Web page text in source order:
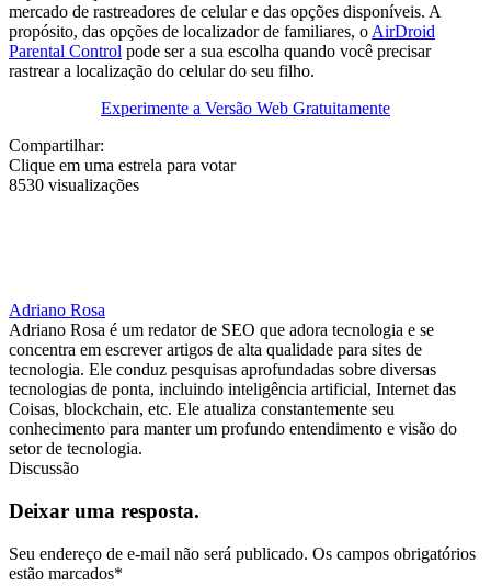
mercado de rastreadores de celular e das opções disponíveis. A
propósito, das opções de localizador de familiares, oAirDroid
Parental Control pode ser a sua escolha quando você precisar
rastrear a localização do celular do seu filho.
Experimente a Versão Web Gratuitamente
Compartilhar:
Clique em uma estrela para votar
8530 visualizações
Adriano Rosa
Adriano Rosa é um redator de SEO que adora tecnologia e se
concentra em escrever artigos de alta qualidade para sites de
tecnologia. Ele conduz pesquisas aprofundadas sobre diversas
tecnologias de ponta, incluindo inteligência artificial, Internet das
Coisas, blockchain, etc. Ele atualiza constantemente seu
conhecimento para manter um profundo entendimento e visão do
setor de tecnologia.
Discussão
Deixar uma resposta.
Seu endereço de e-mail não será publicado. Os campos obrigatórios
estão marcados*